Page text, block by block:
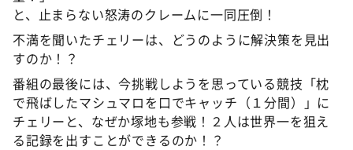
と、止まらない怒涛のクレームに一同圧倒！
不満を聞いたチェリーは、どうのように解決策を見出
すのか！？
番組の最後には、今挑戦しようを思っている競技「枕
で飛ばしたマシュマロを口でキャッチ（１分間）」に
チェリーと、なぜか塚地も参戦！２人は世界一を狙え
る記録を出すことができるのか！？